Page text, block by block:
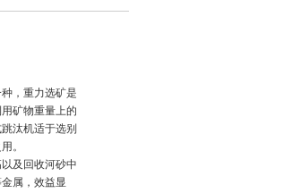
，重力选矿是
矿物重量上的
汰机适于选别
。
及回收河砂中
属，效益显